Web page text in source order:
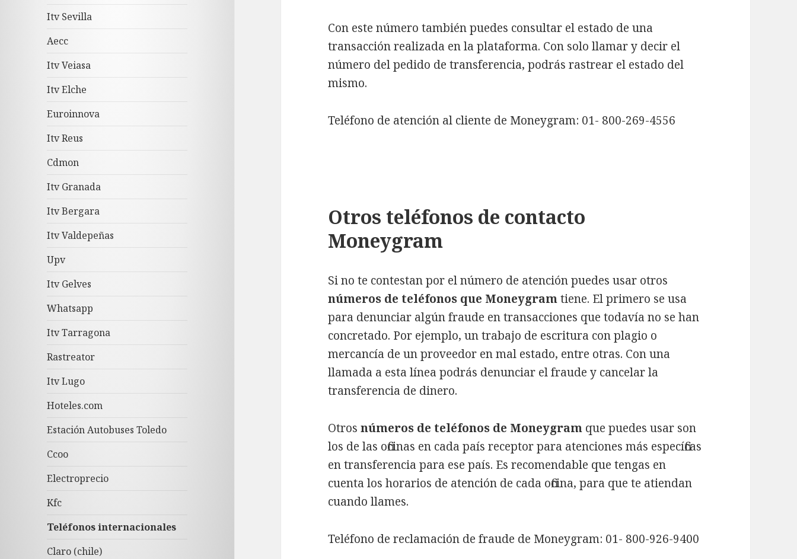
Itv Sevilla
Aecc
Itv Veiasa
Itv Elche
Euroinnova
Itv Reus
Cdmon
Itv Granada
Itv Bergara
Itv Valdepeñas
Upv
Itv Gelves
Whatsapp
Itv Tarragona
Rastreator
Itv Lugo
Hoteles.com
Estación Autobuses Toledo
Ccoo
Electroprecio
Kfc
Teléfonos internacionales
Claro (chile)
Con este número también puedes consultar el estado de una
transacción realizada en la plataforma. Con solo llamar y decir el
número del pedido de transferencia, podrás rastrear el estado del
mismo.
Teléfono de atención al cliente de Moneygram: 01- 800-269-4556
Otros teléfonos de contacto
Moneygram
Si no te contestan por el número de atención puedes usar otros
números de teléfonos que Moneygramtiene. El primero se usa
para denunciar algún fraude en transacciones que todavía no se han
concretado. Por ejemplo, un trabajo de escritura con plagio o
mercancía de un proveedor en mal estado, entre otras. Con una
llamada a esta línea podrás denunciar el fraude y cancelar la
transferencia de dinero.
Otrosnúmeros de teléfonos de Moneygram que puedes usar son
los de las oficinas en cada país receptor para atenciones más específicas
en transferencia para ese país. Es recomendable que tengas en
cuenta los horarios de atención de cada oficina, para que te atiendan
cuando llames.
Teléfono de reclamación de fraude de Moneygram: 01- 800-926-9400